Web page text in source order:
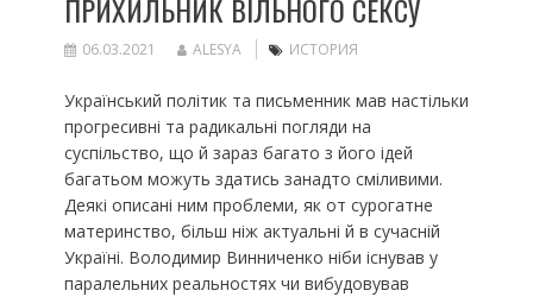
ПРИХИЛЬНИК ВІЛЬНОГО СЕКСУ
06.03.2021 ALESYA ИСТОРИЯ
Український політик та письменник мав настільки
прогресивні та радикальні погляди на
суспільство, що й зараз багато з його ідей
багатьом можуть здатись занадто сміливими.
Деякі описані ним проблеми, як от сурогатне
материнство, більш ніж актуальні й в сучасній
Україні. Володимир Винниченко ніби існував у
паралельних реальностях чи вибудовував